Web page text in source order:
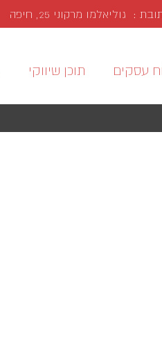
: גוליאלמו מרקוני 25, חיפה
עסקים תוכן שיווקי